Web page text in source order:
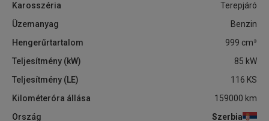
Karosszéria
Terepjáró
Üzemanyag
Benzin
Hengerűrtartalom
999 cm³
Teljesítmény (kW)
85 kW
Teljesítmény (LE)
116 KS
Kilométeróra állása
159000 km
Ország
Szerbia